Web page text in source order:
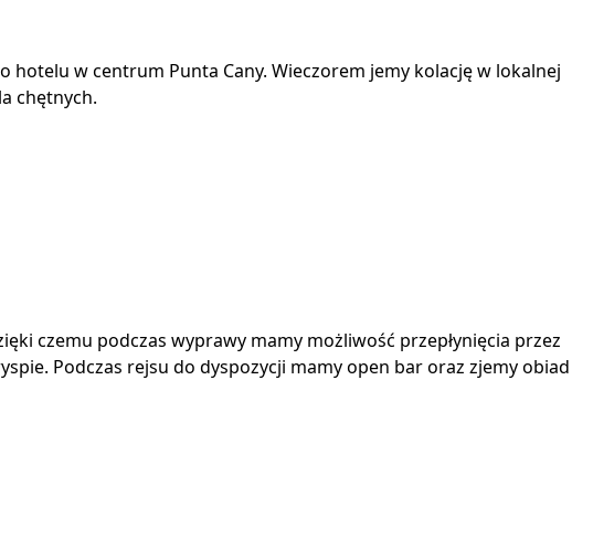
hotelu w centrum Punta Cany. Wieczorem jemy kolację w lokalnej
chętnych.
czemu podczas wyprawy mamy możliwość przepłynięcia przez
Podczas rejsu do dyspozycji mamy open bar oraz zjemy obiad